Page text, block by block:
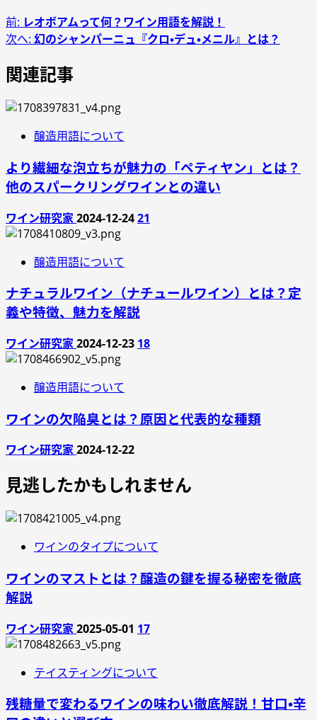
前: レオボアムって何？ワイン用語を解説！
次へ: 幻のシャンパーニュ『クロ・デュ・メニル』とは？
関連記事
醸造用語について
より繊細な泡立ちが魅力の「ペティヤン」とは？
他のスパークリングワインとの違い
ワイン研究家2024-12-2421
醸造用語について
ナチュラルワイン（ナチュールワイン）とは？定
義や特徴、魅力を解説
ワイン研究家2024-12-23 18
醸造用語について
ワインの欠陥臭とは？原因と代表的な種類
ワイン研究家2024-12-22
見逃したかもしれません
ワインのタイプについて
ワインのマストとは？醸造の鍵を握る秘密を徹底
解説
ワイン研究家2025-05-01 17
テイスティングについて
残糖量で変わるワインの味わい徹底解説！甘口・辛